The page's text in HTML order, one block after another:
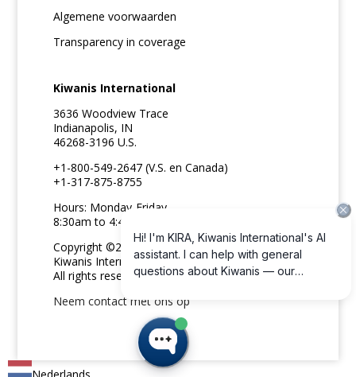
Algemene voorwaarden
Transparency in coverage
Kiwanis International
3636 Woodview Trace
Indianapolis, IN
46268-3196 U.S.
+1-800-549-2647 (V.S. en Canada)
+1-317-875-8755
Hours: Monday-Friday
8:30am to 4:45pm ET
Copyright ©2026
Kiwanis International
All rights reserved
Neem contact met ons op